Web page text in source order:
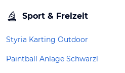
Sport & Freizeit
Styria Karting Outdoor
Paintball Anlage Schwarzl